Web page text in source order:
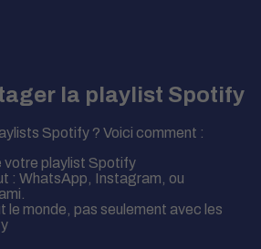
la playlist Spotify
Spotify ? Voici comment :
votre playlist Spotify
: WhatsApp, Instagram, ou
le monde, pas seulement avec les